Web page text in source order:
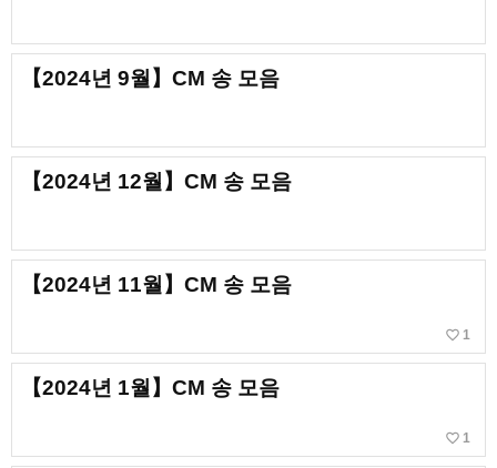
【2024년 9월】CM 송 모음
【2024년 12월】CM 송 모음
【2024년 11월】CM 송 모음
favorite_border 1
【2024년 1월】CM 송 모음
favorite_border 1